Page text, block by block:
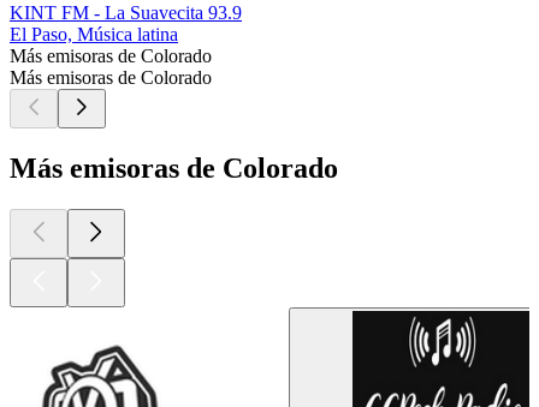
KINT FM - La Suavecita 93.9
El Paso, Música latina
Más emisoras de Colorado
Más emisoras de Colorado
Más emisoras de Colorado